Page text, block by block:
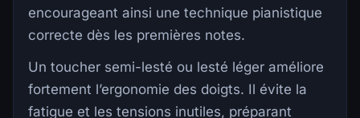
encourageant ainsi une technique pianistique
correcte dès les premières notes.
Un toucher semi-lesté ou lesté léger améliore
fortement l’ergonomie des doigts. Il évite la
fatigue et les tensions inutiles, préparant